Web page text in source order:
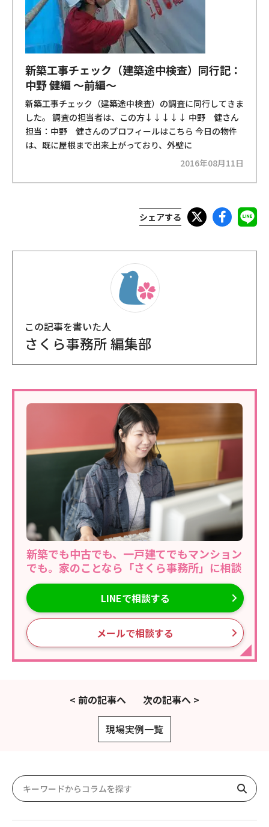
新築工事チェック（建築途中検査）同行記：
中野 健編 ～前編～
新築工事チェック（建築途中検査）の調査に同行してきま
した。 調査の担当者は、この方↓↓↓↓↓ 中野 健さん
担当：中野 健さんのプロフィールはこちら 今日の物件
は、既に屋根まで出来上がっており、外壁に
2016年08月11日
シェアする
この記事を書いた人
さくら事務所 編集部
新築でも中古でも、一戸建てでもマンション
でも。家のことなら「さくら事務所」に相談
LINEで相談する
メールで相談する
< 前の記事へ 次の記事へ >
現場実例一覧